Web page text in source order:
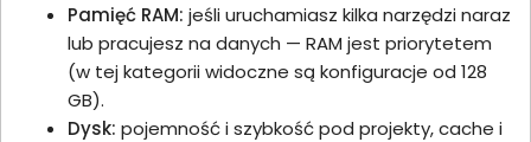
Pamięć RAM: jeśli uruchamiasz kilka narzędzi naraz
lub pracujesz na danych — RAM jest priorytetem
(w tej kategorii widoczne są konfiguracje od 128
GB).
Dysk: pojemność i szybkość pod projekty, cache i